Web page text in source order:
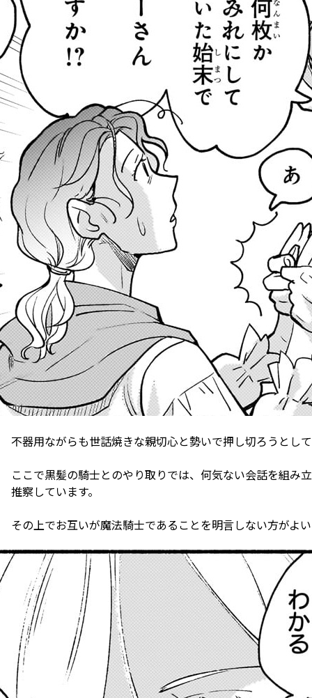
不器用ながらも世話焼きな親切心と勢いで押し切ろうとし
ここで黒髪の騎士とのやり取りでは、何気ない会話を組み
推察しています。
その上でお互いが魔法騎士であることを明言しない方がよ